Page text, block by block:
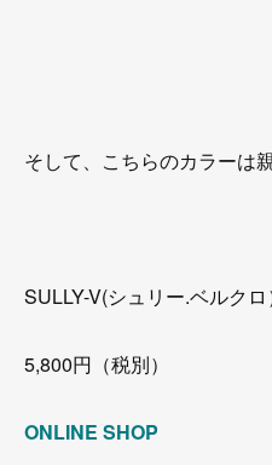
そして、こちらのカラーは
SULLY-V(シュリー.ベルクロ
5,800円（税別）
ONLINE SHOP